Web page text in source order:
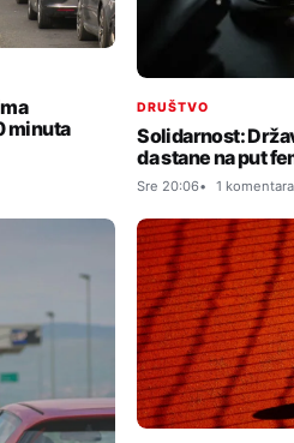
minuta
DRUŠTVO
Solidarnost:
da stane na put
Sre 20:06 1 komentara